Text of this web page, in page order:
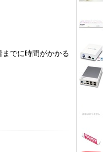
でに時間がかかる